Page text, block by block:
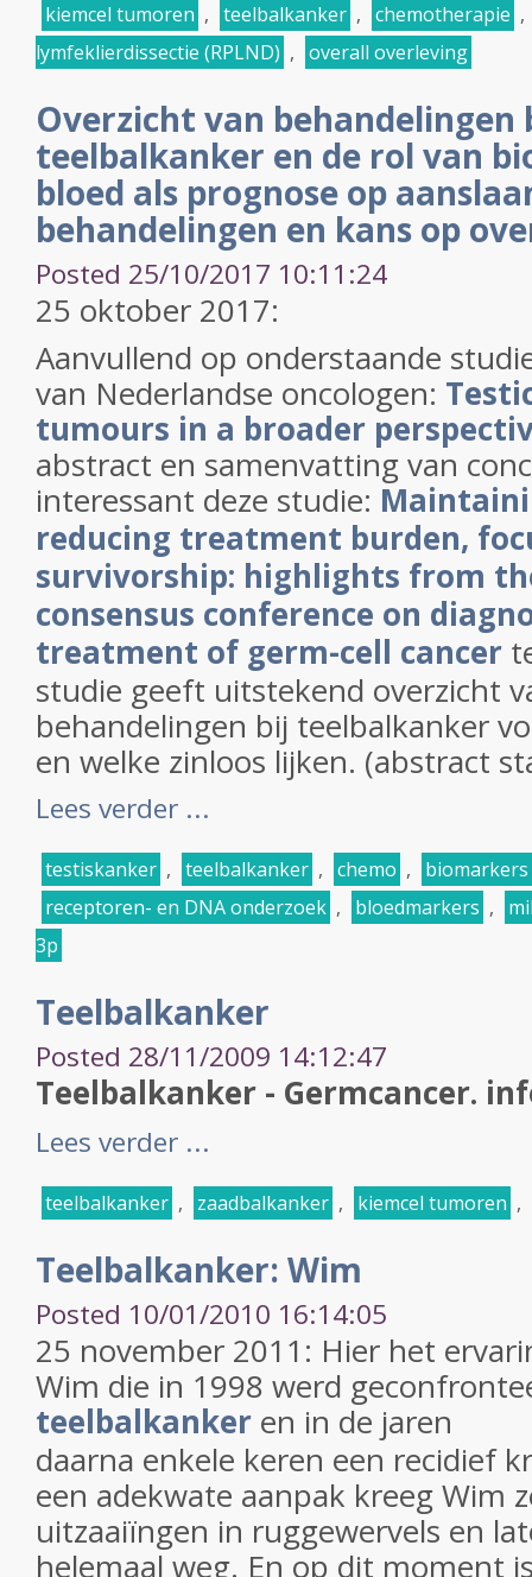
kiemcel tumoren , teelbalkanker , chemotherapie ,
lymfeklierdissectie (RPLND) , overall overleving
Overzicht van
teelbalkanker en de rol van
bloed als prognose op
behandelingen en kans op
Posted 25/10/2017 10:11:24
25 oktober 2017:
Aanvullend op onderstaande
van Nederlandse oncologen:
tumours in a broader
abstract en samenvatting van
interessant deze studie:
reducing treatment burden,
survivorship: highlights from
consensus conference on
treatment of germ-cell cancer
studie geeft uitstekend overzicht
behandelingen bij teelbalkanker
en welke zinloos lijken. (abstract
Lees verder ...
testiskanker , teelbalkanker , chemo ,
biomarkers
receptoren- en DNA onderzoek , bloedmarkers ,
3p
Teelbalkanker
Posted 28/11/2009 14:12:47
Teelbalkanker - Germcancer.
Lees verder ...
teelbalkanker , zaadbalkanker , kiemcel tumoren ,
Teelbalkanker: Wim
Posted 10/01/2010 16:14:05
25 november 2011: Hier het
Wim die in 1998 werd
teelbalkanker en in de jaren
daarna enkele keren een recidief
een adekwate aanpak kreeg Wim
uitzaaiïngen in ruggewervels en
helemaal weg. En op dit moment